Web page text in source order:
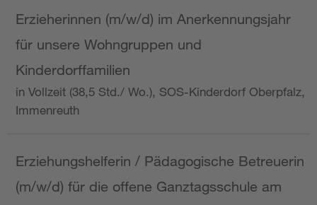
Erzieherinnen (m/w/d) im Anerkennungsjahr
für unsere Wohngruppen und
Kinderdorffamilien
in Vollzeit (38,5 Std./ Wo.), SOS-Kinderdorf Oberpfalz,
Immenreuth
Erziehungshelferin / Pädagogische Betreuerin
(m/w/d) für die offene Ganztagsschule am